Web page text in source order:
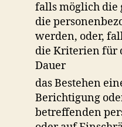
falls möglich die
die
werden, oder,
die Kriterien für
Dauer
das Bestehen
Berichtigung
betreffenden